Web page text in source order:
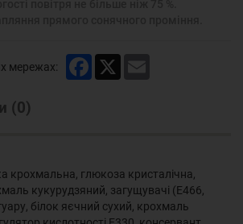
мережах: Facebook
(0)
крохмальна, глюкоза кристалічна,
кукурудзяний, загущувачі (Е466,
білок яєчний сухий, крохмаль